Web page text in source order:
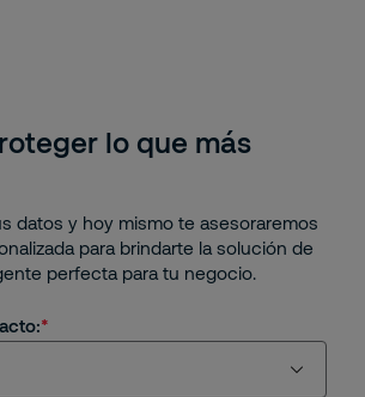
lo que más
datos y hoy mismo te asesoraremos
para brindarte la solución de
perfecta para tu negocio.